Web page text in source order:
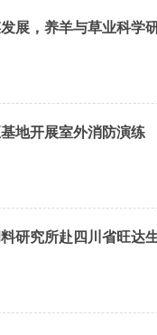
展，养羊与草业科学
地开展室外消防演练
研究所赴四川省旺达